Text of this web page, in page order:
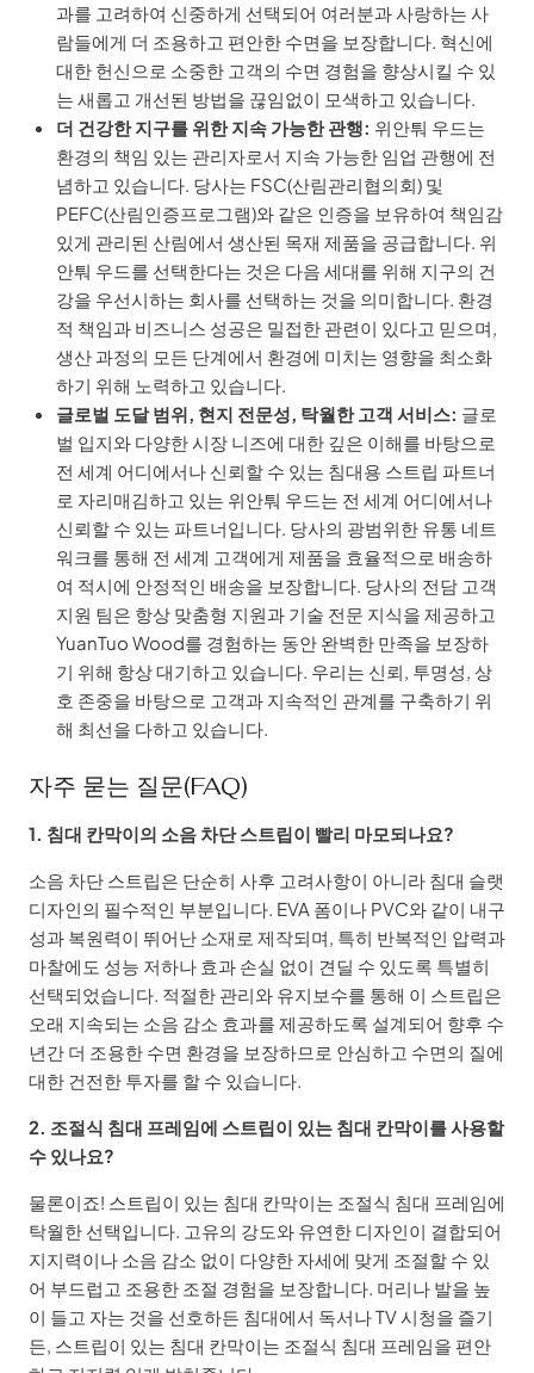
과를 고려하여 신중하게 선택되어 여러분과 사랑하는 사
람들에게 더 조용하고 편안한 수면을 보장합니다. 혁신에
대한 헌신으로 소중한 고객의 수면 경험을 향상시킬 수 있
는 새롭고 개선된 방법을 끊임없이 모색하고 있습니다.
더 건강한 지구를 위한 지속 가능한 관행: 위안퉈 우드는
환경의 책임 있는 관리자로서 지속 가능한 임업 관행에 전
념하고 있습니다. 당사는 FSC(산림관리협의회) 및
PEFC(산림인증프로그램)와 같은 인증을 보유하여 책임감
있게 관리된 산림에서 생산된 목재 제품을 공급합니다. 위
안퉈 우드를 선택한다는 것은 다음 세대를 위해 지구의 건
강을 우선시하는 회사를 선택하는 것을 의미합니다. 환경
적 책임과 비즈니스 성공은 밀접한 관련이 있다고 믿으며,
생산 과정의 모든 단계에서 환경에 미치는 영향을 최소화
하기 위해 노력하고 있습니다.
글로벌 도달 범위, 현지 전문성, 탁월한 고객 서비스: 글로
벌 입지와 다양한 시장 니즈에 대한 깊은 이해를 바탕으로
전 세계 어디에서나 신뢰할 수 있는 침대용 스트립 파트너
로 자리매김하고 있는 위안퉈 우드는 전 세계 어디에서나
신뢰할 수 있는 파트너입니다. 당사의 광범위한 유통 네트
워크를 통해 전 세계 고객에게 제품을 효율적으로 배송하
여 적시에 안정적인 배송을 보장합니다. 당사의 전담 고객
지원 팀은 항상 맞춤형 지원과 기술 전문 지식을 제공하고
YuanTuo Wood를 경험하는 동안 완벽한 만족을 보장하
기 위해 항상 대기하고 있습니다. 우리는 신뢰, 투명성, 상
호 존중을 바탕으로 고객과 지속적인 관계를 구축하기 위
해 최선을 다하고 있습니다.
자주 묻는 질문(FAQ)
1. 침대 칸막이의 소음 차단 스트립이 빨리 마모되나요?
소음 차단 스트립은 단순히 사후 고려사항이 아니라 침대 슬랫
디자인의 필수적인 부분입니다. EVA 폼이나 PVC와 같이 내구
성과 복원력이 뛰어난 소재로 제작되며, 특히 반복적인 압력과
마찰에도 성능 저하나 효과 손실 없이 견딜 수 있도록 특별히
선택되었습니다. 적절한 관리와 유지보수를 통해 이 스트립은
오래 지속되는 소음 감소 효과를 제공하도록 설계되어 향후 수
년간 더 조용한 수면 환경을 보장하므로 안심하고 수면의 질에
대한 건전한 투자를 할 수 있습니다.
2. 조절식 침대 프레임에 스트립이 있는 침대 칸막이를 사용할
수 있나요?
물론이죠! 스트립이 있는 침대 칸막이는 조절식 침대 프레임에
탁월한 선택입니다. 고유의 강도와 유연한 디자인이 결합되어
지지력이나 소음 감소 없이 다양한 자세에 맞게 조절할 수 있
어 부드럽고 조용한 조절 경험을 보장합니다. 머리나 발을 높
이 들고 자는 것을 선호하든 침대에서 독서나 TV 시청을 즐기
든, 스트립이 있는 침대 칸막이는 조절식 침대 프레임을 편안